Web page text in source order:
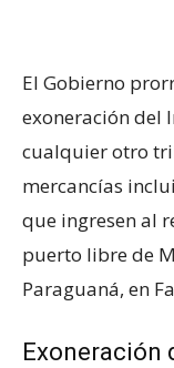
El Gobierno
exoneración del
cualquier otro
mercancías
que ingresen al
puerto libre de
Paraguaná, en
Exoneración